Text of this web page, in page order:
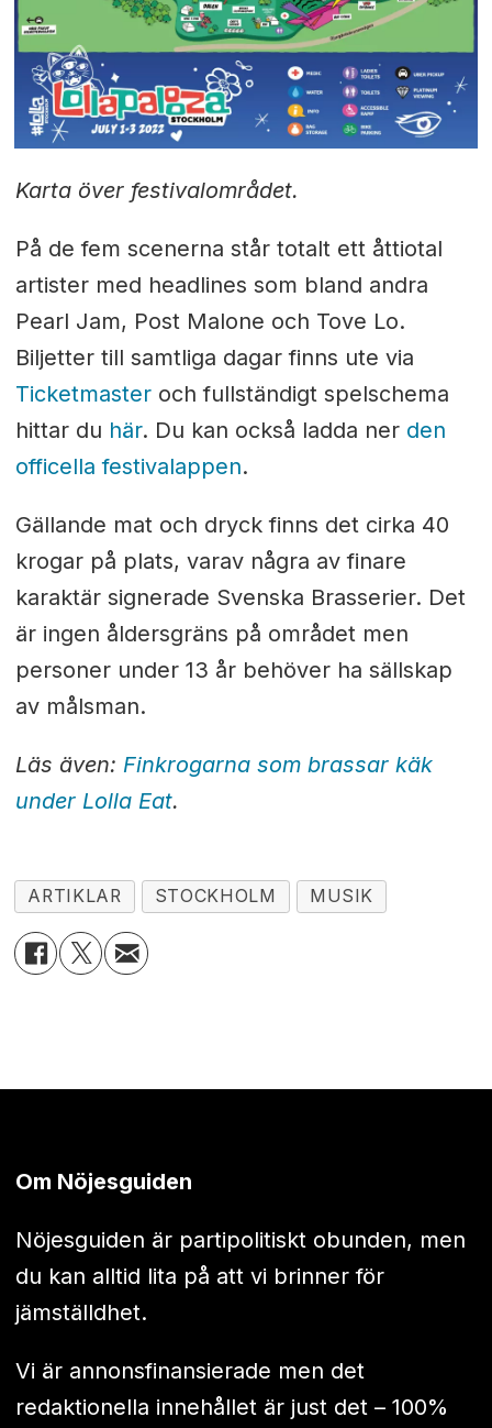
Karta över festivalområdet.
På de fem scenerna står totalt ett åttiotal
artister med headlines som bland andra
Pearl Jam, Post Malone och Tove Lo.
Biljetter till samtliga dagar finns ute via
Ticketmasteroch fullständigt spelschema
hittar du här. Du kan också ladda ner den
officella festivalappen.
Gällande mat och dryck finns det cirka 40
krogar på plats, varav några av finare
karaktär signerade Svenska Brasserier. Det
är ingen åldersgräns på området men
personer under 13 år behöver ha sällskap
av målsman.
Läs även: Finkrogarna som brassar käk
under Lolla Eat.
ARTIKLAR STOCKHOLM MUSIK
Om Nöjesguiden
Nöjesguiden är partipolitiskt obunden, men
du kan alltid lita på att vi brinner för
jämställdhet.
Vi är annonsfinansierade men det
redaktionella innehållet är just det – 100%